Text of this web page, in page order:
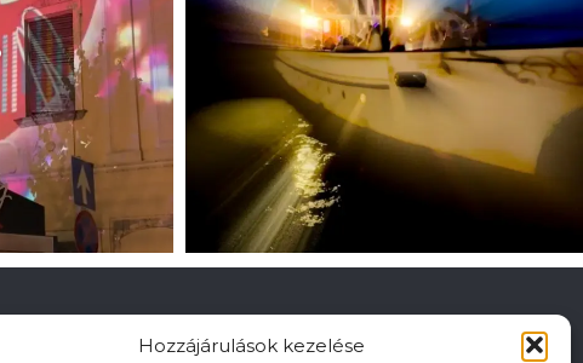
Hozzájárulások kezelése